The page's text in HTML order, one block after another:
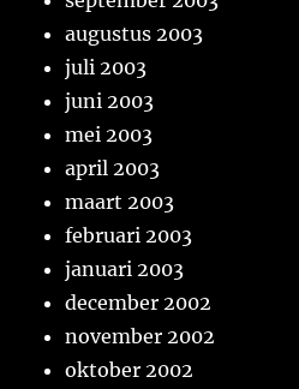
augustus 2003
juli 2003
juni 2003
mei 2003
april 2003
maart 2003
februari 2003
januari 2003
december 2002
november 2002
oktober 2002